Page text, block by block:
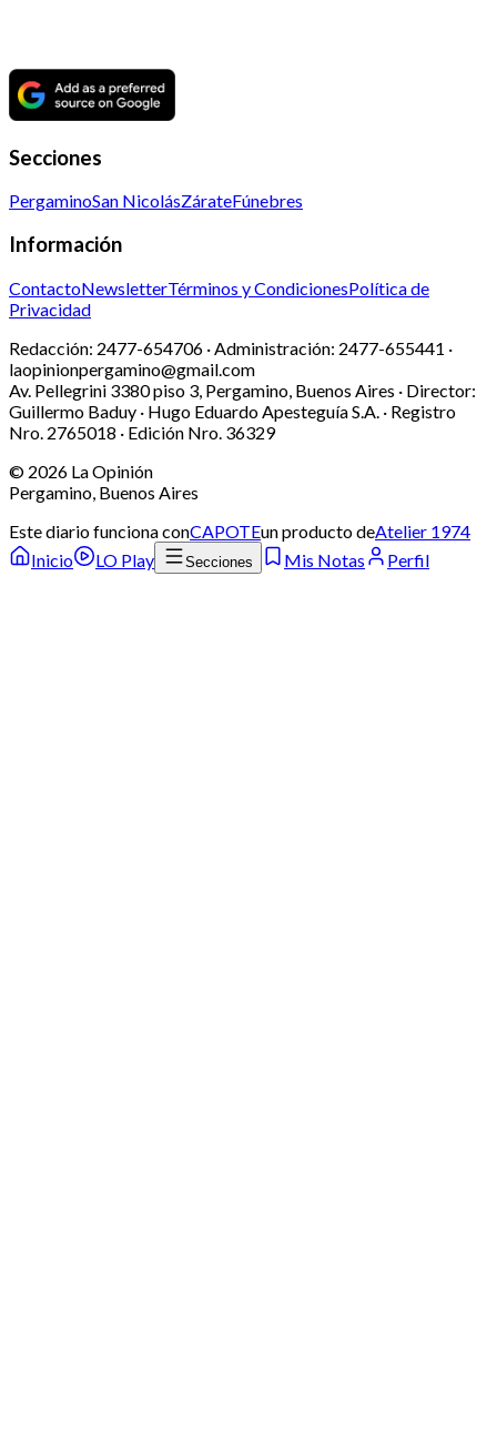
Secciones
PergaminoSan NicolásZárateFúnebres
Información
ContactoNewsletterTérminos y CondicionesPolítica de
Privacidad
Redacción: 2477-654706 · Administración: 2477-655441 ·
laopinionpergamino@gmail.com
Av. Pellegrini 3380 piso 3, Pergamino, Buenos Aires · Director:
Guillermo Baduy · Hugo Eduardo Apesteguía S.A. · Registro
Nro. 2765018 · Edición Nro. 36329
© 2026 La Opinión
Pergamino, Buenos Aires
Este diario funciona conCAPOTEun producto deAtelier 1974
Inicio
LO Play Secciones Mis Notas Perfil